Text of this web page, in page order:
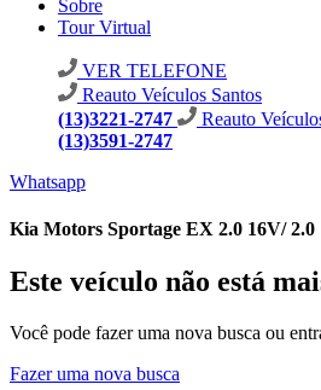
Sobre
Tour Virtual
VER TELEFONE
Reauto Veículos Santos
(13)3221-2747
Reauto
(13)3591-2747
Whatsapp
Kia Motors Sportage EX 2.0 16V/
Este veículo não está
Você pode fazer uma nova busca ou
Fazer uma nova busca